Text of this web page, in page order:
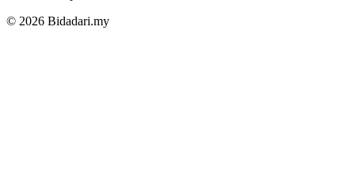
© 2026 Bidadari.my